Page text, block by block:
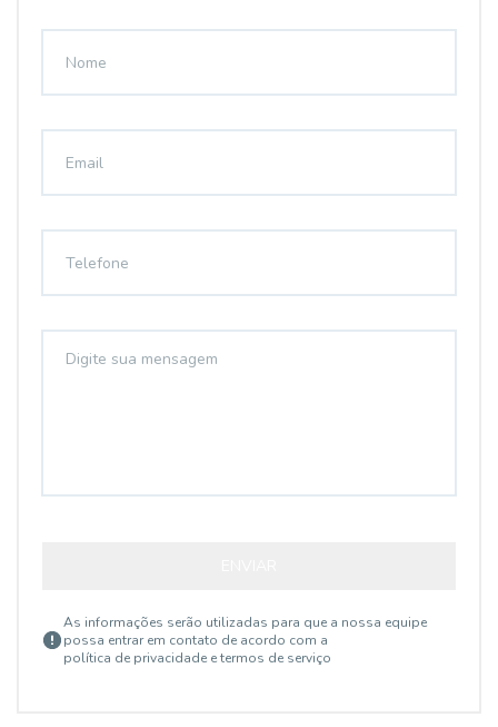
As informações serão utilizadas para que a nossa equipe
possa entrar em contato de acordo com a
política de privacidade e termos de serviço